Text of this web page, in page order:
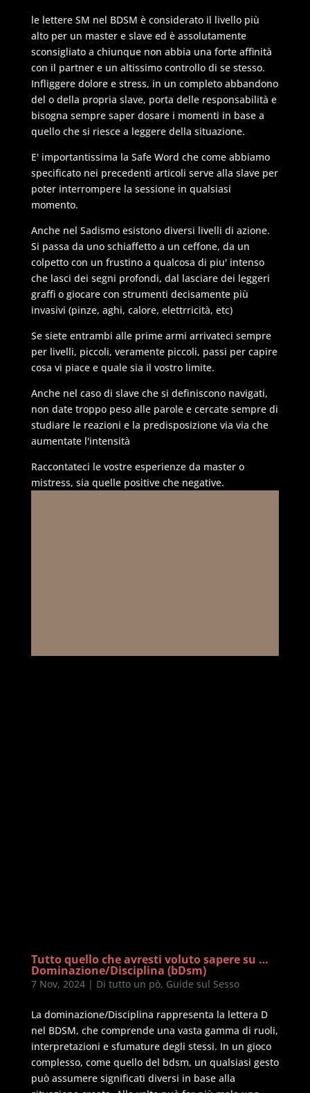
le lettere SM nel BDSM è considerato il livello più
alto per un master e slave ed è assolutamente
sconsigliato a chiunque non abbia una forte affinità
con il partner e un altissimo controllo di se stesso.
Infliggere dolore e stress, in un completo abbandono
del o della propria slave, porta delle responsabilità e
bisogna sempre saper dosare i momenti in base a
quello che si riesce a leggere della situazione.
E' importantissima la Safe Word che come abbiamo
specificato nei precedenti articoli serve alla slave per
poter interrompere la sessione in qualsiasi
momento.
Anche nel Sadismo esistono diversi livelli di azione.
Si passa da uno schiaffetto a un ceffone, da un
colpetto con un frustino a qualcosa di piu' intenso
che lasci dei segni profondi, dal lasciare dei leggeri
graffi o giocare con strumenti decisamente più
invasivi (pinze, aghi, calore, elettrricità, etc)
Se siete entrambi alle prime armi arrivateci sempre
per livelli, piccoli, veramente piccoli, passi per capire
cosa vi piace e quale sia il vostro limite.
Anche nel caso di slave che si definiscono navigati,
non date troppo peso alle parole e cercate sempre di
studiare le reazioni e la predisposizione via via che
aumentate l'intensità
Raccontateci le vostre esperienze da master o
mistress, sia quelle positive che negative.
Tutto quello che avresti voluto sapere su …
Dominazione/Disciplina (bDsm)
7 Nov, 2024| Di tutto un pò, Guide sul Sesso
La dominazione/Disciplina rappresenta la lettera D
nel BDSM, che comprende una vasta gamma di ruoli,
interpretazioni e sfumature degli stessi. In un gioco
complesso, come quello del bdsm, un qualsiasi gesto
può assumere significati diversi in base alla